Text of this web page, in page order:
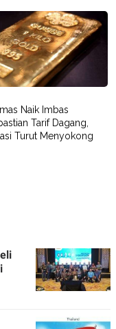
Naik Imbas
Tarif Dagang,
Turut Menyokong